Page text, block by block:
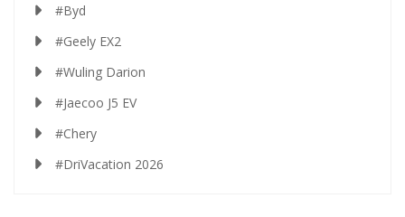
#Byd
#Geely EX2
#Wuling Darion
#Jaecoo J5 EV
#Chery
#DriVacation 2026